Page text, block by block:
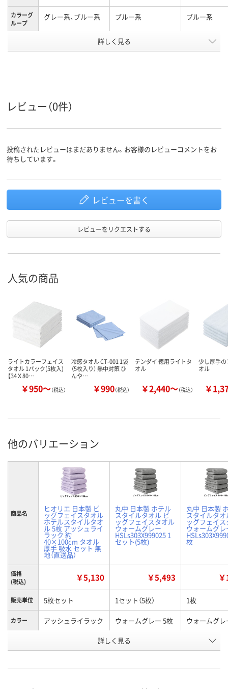
カラーグ
ループ
グレー系、ブルー系 ブルー系 ブルー系
15
詳しく見る
レビュー（0件）
投稿されたレビューはまだありません。お客様のレビューコメントをお
待ちしています。
レビューを書く
レビューをリクエストする
人気の商品
ライトカラーフェイス
タオル 1パック(5枚入)
【34Ｘ80…
￥950～（税込）
冷感タオル CT-001 1袋
（5枚入り） 熱中対策 ひ
んや…
￥990（税込）
テンダイ 徳用ライトタ
オル
￥2,440～（税込）
少し厚手
オル
￥
他のバリエーション
商品名 ヒオリエ 日本製 ビ
ッグフェイスタオル
ホテルスタイルタオ
ル 5枚 アッシュライ
ラック 約
40×100cm タオル
厚手 吸水 セット 無
地（直送品）
丸中 日本製 ホテル
スタイルタオル ビ
ッグフェイスタオル
ウォームグレー
HSLs303X999025 1
セット(5枚)
丸中 日本製
スタイルタオ
ッグフェイ
ウォームグレ
枚
価格
(税込)
￥5,130 ￥5,493
販売単位 5枚セット 1セット（5枚） 1枚
カラー アッシュライラック ウォームグレー 5枚 ウォームグレ
HH62119 XN25094
8月11日（火）
詳しく見る